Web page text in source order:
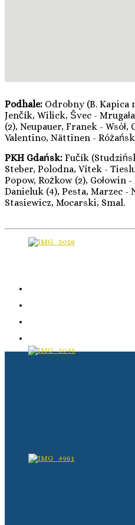
Podhale: Odrobny (B. Kapica
Jenčík, Wilick, Švec -
(2), Neupauer, Franek -
Valentino, Nättinen -
PKH Gdańsk: Fučík
Steber, Polodna, Vítek -
Popow, Rożkow (2), Gołowin
Danieluk (4), Pesta, Marzec -
Stasiewicz, Mocarski, Smal.